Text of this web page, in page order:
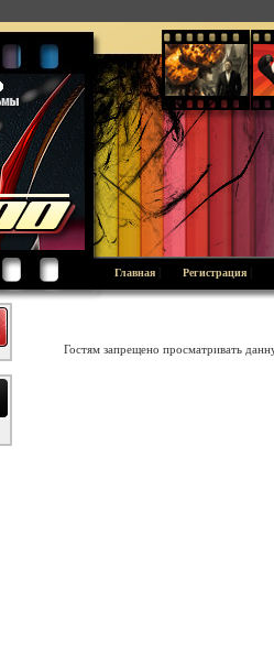
Главная Регистрация
Гостям запрещено просматривать